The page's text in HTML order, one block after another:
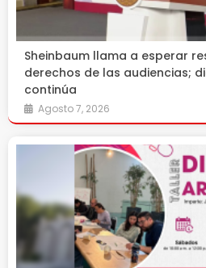
Sheinbaum llama a esperar
derechos de las audiencias;
continúa
Agosto 7, 2026